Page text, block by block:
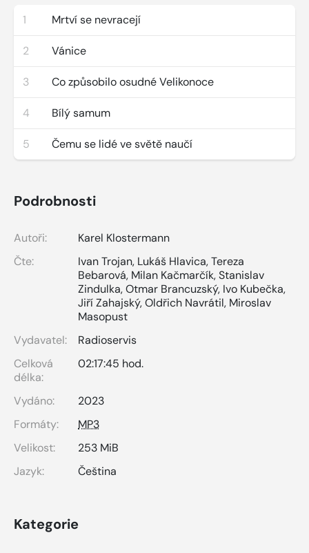
1 Mrtví se nevracejí
2 Vánice
3 Co způsobilo osudné Velikonoce
4 Bílý samum
5 Čemu se lidé ve světě naučí
Podrobnosti
Autoři:
Karel Klostermann
Čte:
Ivan Trojan, Lukáš Hlavica,Tereza
Bebarová, Milan Kačmarčík,Stanislav
Zindulka,Otmar Brancuzský, Ivo Kubečka,
Jiří Zahajský,Oldřich Navrátil, Miroslav
Masopust
Vydavatel:
Radioservis
Celková
délka:
02:17:45 hod.
Vydáno:
2023
Formáty:
MP3
Velikost:
253 MiB
Jazyk:
Čeština
Kategorie